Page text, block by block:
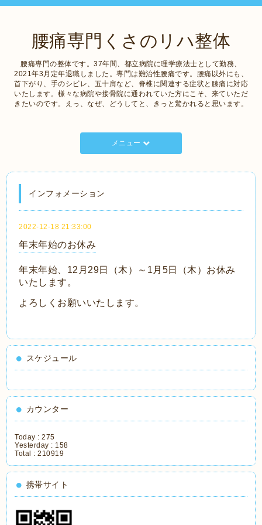
腰痛専門くさのリハ整体
腰痛専門の整体です。37年間、都立病院に理学療法士として勤務、
2021年3月定年退職しました。専門は難治性腰痛です。腰痛以外にも、
首下がり、手のシビレ、五十肩など、脊椎に関連する症状と膝痛に対応
いたします。様々な病院や接骨院に通われていた方にこそ、来ていただ
きたいのです。えっ、なぜ、どうしてと、きっと驚かれると思います。
メニュー
インフォメーション
2022-12-18 21:33:00
年末年始のお休み
年末年始、12月29日（木）～1月5日（木）お休み
いたします。
よろしくお願いいたします。
スケジュール
カウンター
Today :275
Yesterday : 158
Total :210919
携帯サイト